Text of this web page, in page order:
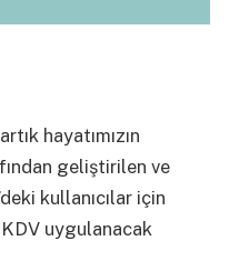
hayatımızın
geliştirilen ve
kullanıcılar için
uygulanacak